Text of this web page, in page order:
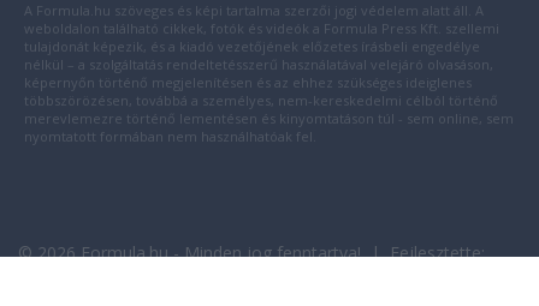
A Formula.hu szöveges és képi tartalma szerzői jogi védelem alatt áll. A
weboldalon található cikkek, fotók és videók a Formula Press Kft. szellemi
tulajdonát képezik, és a kiadó vezetőjének előzetes írásbeli engedélye
nélkül – a szolgáltatás rendeltetésszerű használatával velejáró olvasáson,
képernyőn történő megjelenítésen és az ehhez szükséges ideiglenes
többszörözésen, továbbá a személyes, nem-kereskedelmi célból történő
merevlemezre történő lementésen és kinyomtatáson túl - sem online, sem
nyomtatott formában nem használhatóak fel.
© 2026 Formula.hu - Minden jog fenntartva! | Fejlesztette: